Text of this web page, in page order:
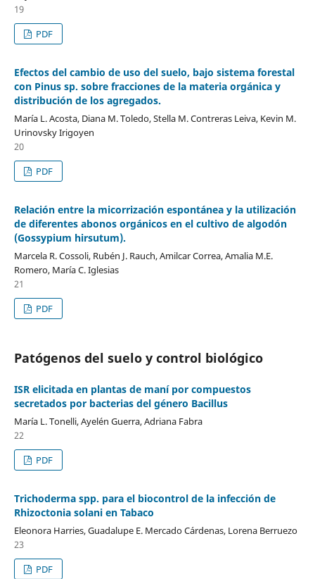
19
PDF
Efectos del cambio de uso del suelo, bajo sistema forestal
con Pinus sp. sobre fracciones de la materia orgánica y
distribución de los agregados.
María L. Acosta, Diana M. Toledo, Stella M. Contreras Leiva, Kevin M.
Urinovsky Irigoyen
20
PDF
Relación entre la micorrización espontánea y la utilización
de diferentes abonos orgánicos en el cultivo de algodón
(Gossypium hirsutum).
Marcela R. Cossoli, Rubén J. Rauch, Amilcar Correa, Amalia M.E.
Romero, María C. Iglesias
21
PDF
Patógenos del suelo y control biológico
ISR elicitada en plantas de maní por compuestos
secretados por bacterias del género Bacillus
María L. Tonelli, Ayelén Guerra, Adriana Fabra
22
PDF
Trichoderma spp. para el biocontrol de la infección de
Rhizoctonia solani en Tabaco
Eleonora Harries, Guadalupe E. Mercado Cárdenas, Lorena Berruezo
23
PDF